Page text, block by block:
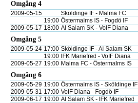
Omgång 4
2009-05-15 Sköldinge IF - Malma FC
19:00 Östermalms IS - Fogdö IF
2009-05-17 18:00 Al Salam SK - VoIF Diana
Omgång 5
2009-05-24 17:00 Sköldinge IF - Al Salam SK
19:00
IFK Mariefred - VoIF Diana
2009-05-27 19:00 Malma FC - Östermalms IS
Omgång 6
2009-05-29 19:00 Östermalms IS - Sköldinge IF
2009-05-31 17:00 VoIF Diana - Fogdö IF
2009-06-17 19:00 Al Salam SK - IFK Mariefred